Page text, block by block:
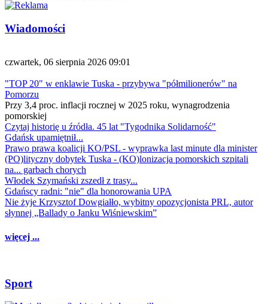
Wiadomości
czwartek, 06 sierpnia 2026 09:01
"TOP 20" w enklawie Tuska - przybywa "półmilionerów" na
Pomorzu
Przy 3,4 proc. inflacji rocznej w 2025 roku, wynagrodzenia
pomorskiej
Czytaj historię u źródła. 45 lat "Tygodnika Solidarność"
Gdańsk upamiętnił...
Prawo prawa koalicji KO/PSL - wyprawka last minute dla minister
(PO)lityczny dobytek Tuska - (KO)lonizacja pomorskich szpitali
na... garbach chorych
Włodek Szymański zszedł z trasy...
Gdańscy radni: "nie" dla honorowania UPA
Nie żyje Krzysztof Dowgiałło, wybitny opozycjonista PRL, autor
słynnej „Ballady o Janku Wiśniewskim”
więcej ...
Sport